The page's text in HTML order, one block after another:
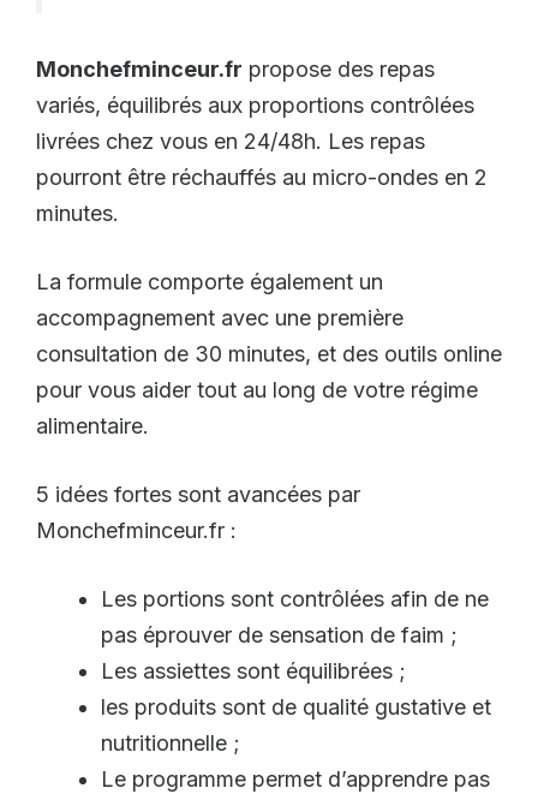
Monchefminceur.fr propose des repas
variés, équilibrés aux proportions contrôlées
livrées chez vous en 24/48h. Les repas
pourront être réchauffés au micro-ondes en 2
minutes.
La formule comporte également un
accompagnement avec une première
consultation de 30 minutes, et des outils online
pour vous aider tout au long de votre régime
alimentaire.
5 idées fortes sont avancées par
Monchefminceur.fr :
Les portions sont contrôlées afin de ne
pas éprouver de sensation de faim ;
Les assiettes sont équilibrées ;
les produits sont de qualité gustative et
nutritionnelle ;
Le programme permet d’apprendre pas